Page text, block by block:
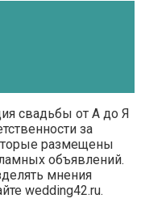
свадьбы от А до Я
за
размещены
объявлений.
мнения
wedding42.ru.